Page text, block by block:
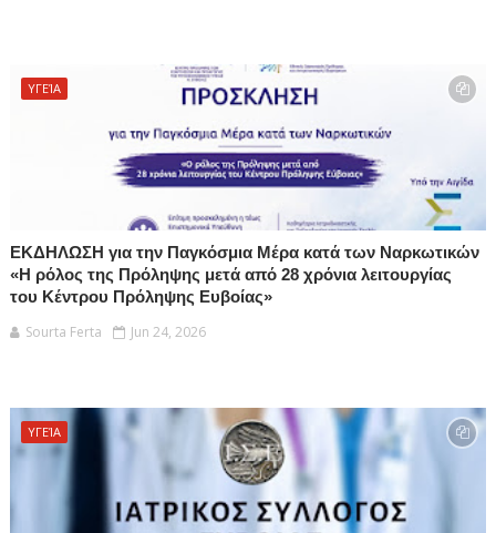
ΥΓΕΊΑ
ΕΚΔΗΛΩΣΗ για την Παγκόσμια Μέρα κατά των Ναρκωτικών
«Η ρόλος της Πρόληψης μετά από 28 χρόνια λειτουργίας
του Κέντρου Πρόληψης Ευβοίας»
Sourta Ferta
Jun 24, 2026
ΥΓΕΊΑ